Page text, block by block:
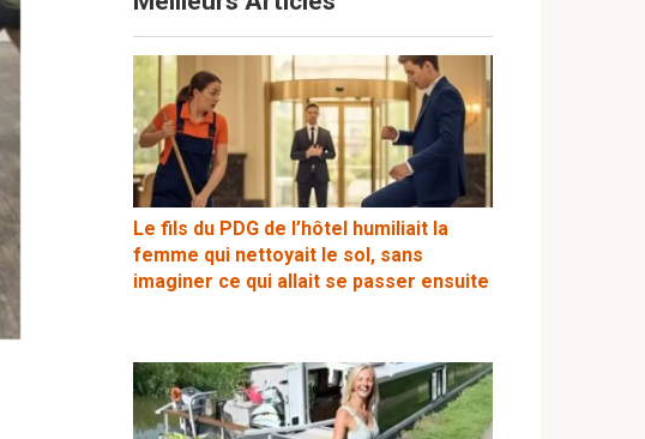
Le fils du PDG de l’hôtel humiliait la
femme qui nettoyait le sol, sans
imaginer ce qui allait se passer ensuite